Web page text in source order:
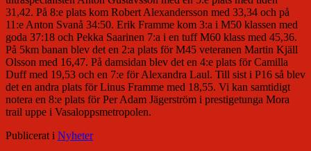
31,42. På 8:e plats kom Robert Alexandersson med 33,34 och på
11:e Anton Svanå 34:50. Erik Framme kom 3:a i M50 klassen med
goda 37:18 och Pekka Saarinen 7:a i en tuff M60 klass med 45,36.
På 5km banan blev det en 2:a plats för M45 veteranen Martin Kjäll
Olsson med 16,47. På damsidan blev det en 4:e plats för Camilla
Duff med 19,53 och en 7:e för Alexandra Laul. Till sist i P16 så blev
det en andra plats för Linus Framme med 18,55. Vi kan samtidigt
notera en 8:e plats för Per Adam Jägerström i prestigetunga Mora
trail uppe i Vasaloppsmetropolen.
Publicerat i Nyheter